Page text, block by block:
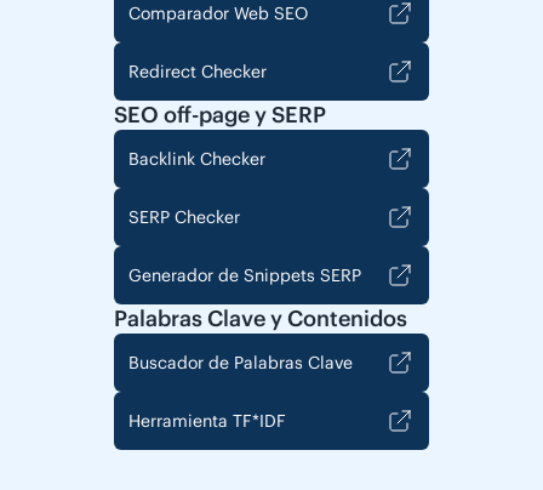
Comparador Web SEO
Redirect Checker
SEO off-page y SERP
Backlink Checker
SERP Checker
Generador de Snippets SERP
Palabras Clave y Contenidos
Buscador de Palabras Clave
Herramienta TF*IDF